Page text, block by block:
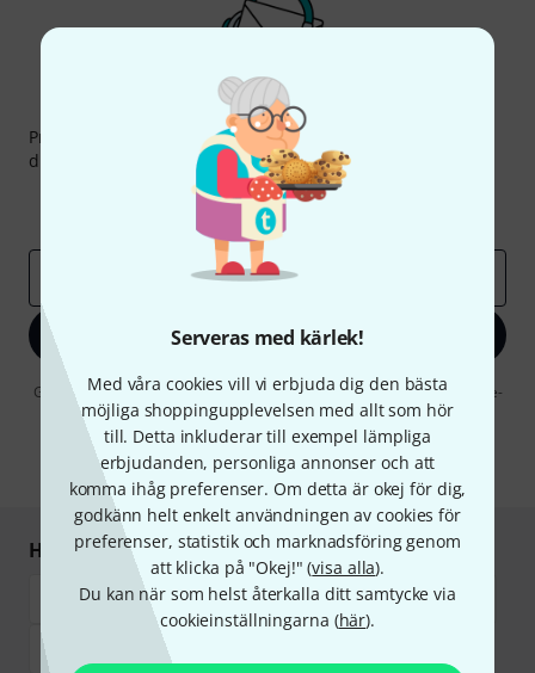
Serveras med kärlek!
Med våra cookies vill vi erbjuda dig den bästa
möjliga shoppingupplevelsen med allt som hör
till. Detta inkluderar till exempel lämpliga
erbjudanden, personliga annonser och att
komma ihåg preferenser. Om detta är okej för dig,
godkänn helt enkelt användningen av cookies för
preferenser, statistik och marknadsföring genom
att klicka på "Okej!" (visa alla).
Du kan när som helst återkalla ditt samtycke via
cookieinställningarna (här).
Thomann nyhetsbrev
Prenumererar på Thomanns Nyhetsbrev på engelska och
du kan med lite tur vinna en50 kupongvärd
Inspirerande inlägg
Erbjudanden
Thomann Insikter
Registrera dig nu
Genom att klicka på "Registrera dig nu" samtycker jag till att ta emot e-
postreklam. Avregistrering är möjlig när som helst. Du finner mer
information om nyhetsbrevet i vårsekretesspolicy
* Nödvändig
Handla och betala säkert